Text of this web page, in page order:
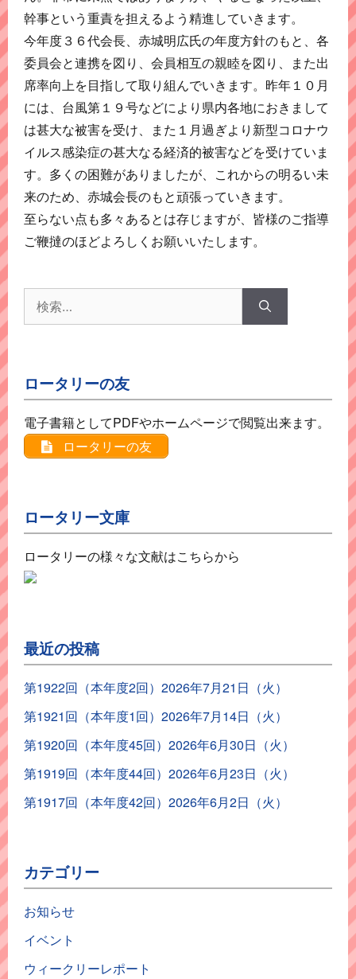
幹事という重責を担えるよう精進していきます。
今年度３６代会長、赤城明広氏の年度方針のもと、各
委員会と連携を図り、会員相互の親睦を図り、また出
席率向上を目指して取り組んでいきます。昨年１０月
には、台風第１９号などにより県内各地におきまして
は甚大な被害を受け、また１月過ぎより新型コロナウ
イルス感染症の甚大なる経済的被害などを受けていま
す。多くの困難がありましたが、これからの明るい未
来のため、赤城会長のもと頑張っていきます。
至らない点も多々あるとは存じますが、皆様のご指導
ご鞭撻のほどよろしくお願いいたします。
索:
ロータリーの友
電子書籍としてPDFやホームページで閲覧出来ます。
ロータリーの友
ロータリー文庫
ロータリーの様々な文献はこちらから
最近の投稿
第1922回（本年度2回）2026年7月21日（火）
第1921回（本年度1回）2026年7月14日（火）
第1920回（本年度45回）2026年6月30日（火）
第1919回（本年度44回）2026年6月23日（火）
第1917回（本年度42回）2026年6月2日（火）
カテゴリー
お知らせ
イベント
ウィークリーレポート